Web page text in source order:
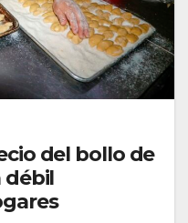
del bollo de
débil